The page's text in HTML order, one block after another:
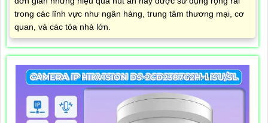
trong các lĩnh vực như ngân hàng, trung tâm thương mại, cơ
quan, và các tòa nhà lớn.